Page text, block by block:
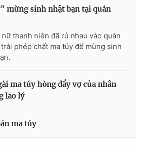
Truyền hình Việt Nam
báo in và báo điện tử số 483/GP-BTTTT
Thị Mỹ Hạnh, Phạm Quốc Thắng,
mừng sinh nhật bạn tại quán
nữ thanh niên đã rủ nhau vào quán
phép chất ma túy để mừng sinh
ma túy hòng đẩy vợ của nhân
lao lý
ma túy